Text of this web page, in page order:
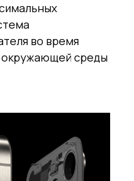
во время
окружающей среды